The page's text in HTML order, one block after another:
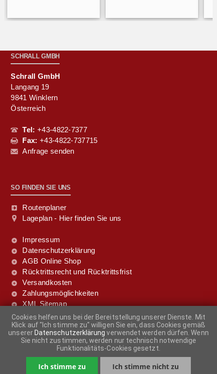
Cookies helfen uns bei der Bereitstellung unserer Dienste. Mit
Klick auf "Ich stimme zu" willigen Sie ein, dass Cookies gemäß
unserer Datenschutzerklärung verwendet werden dürfen. Wenn
Sie nicht zustimmen, werden nur technisch notwendige
Funktionalitäts-Cookies gesetzt.
Ich stimme zu Ich stimme nicht zu
- +
SCHRALL GMBH
Schrall GmbH
Langang 19
9841 Winklern
Österreich
Tel: +43-4822-7377
Fax: +43-4822-737715
Anfrage senden
SO FINDEN SIE UNS
Routenplaner
Lageplan - Hier finden Sie uns
Impressum
Datenschutzerklärung
AGB Online Shop
Rücktrittsrecht und Rücktrittsfrist
Versandkosten
Zahlungsmöglichkeiten
XML Sitemap
FOLGE UNS DOCH!